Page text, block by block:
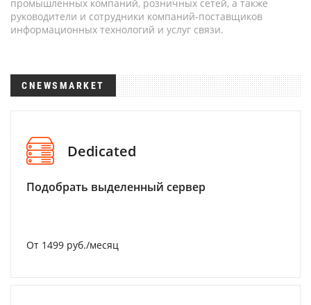
промышленных компаний, розничных сетей, а также
руководители и сотрудники компаний-поставщиков
информационных технологий и услуг связи.
CNEWSMARKET
Dedicated
Подобрать выделенный сервер
От 1499 руб./месяц